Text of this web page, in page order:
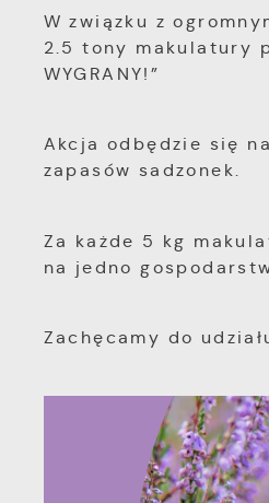
W związku z
2.5 tony makulatury
WYGRANY!”
Akcja odbędzie się
zapasów sadzonek.
Za każde 5 kg
na jedno
Zachęcamy do